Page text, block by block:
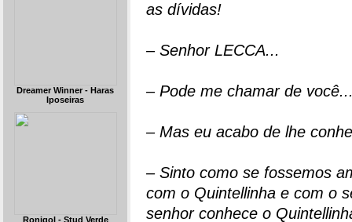
Dreamer Winner - Haras
Iposeiras
Ronigol - Stud Verde
as dívidas!
– Senhor LECCA...
– Pode me chamar de
– Mas eu acabo de lhe
– Sinto como se fossemos
com o Quintellinha e com o
senhor conhece o